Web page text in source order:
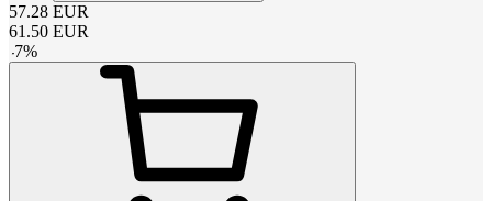
57.28 EUR
61.50 EUR
-7%